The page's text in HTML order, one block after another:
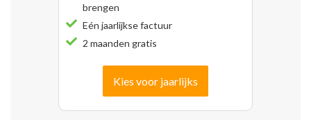
brengen
Eén jaarlijkse factuur
2 maanden gratis
Kies voor jaarlijks